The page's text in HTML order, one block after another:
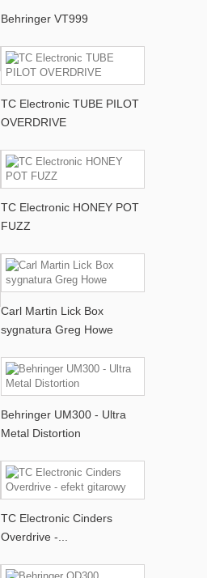
Behringer VT999
TC Electronic TUBE PILOT
OVERDRIVE
TC Electronic HONEY POT
FUZZ
Carl Martin Lick Box
sygnatura Greg Howe
Behringer UM300 - Ultra
Metal Distortion
TC Electronic Cinders
Overdrive -...